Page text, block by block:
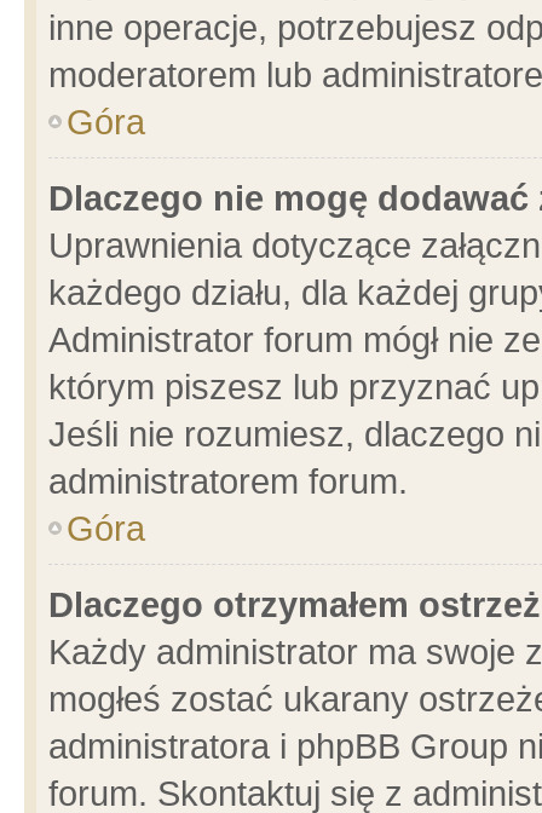
inne operacje, potrzebujesz
moderatorem lub
Góra
Dlaczego nie mogę dodawać
Uprawnienia dotyczące
każdego działu, dla każdej
Administrator forum mógł nie
którym piszesz lub przyznać
Jeśli nie rozumiesz, dlaczego
administratorem forum.
Góra
Dlaczego otrzymałem
Każdy administrator ma swoje
mogłeś zostać ukarany
administratora i phpBB Group
forum. Skontaktuj się z